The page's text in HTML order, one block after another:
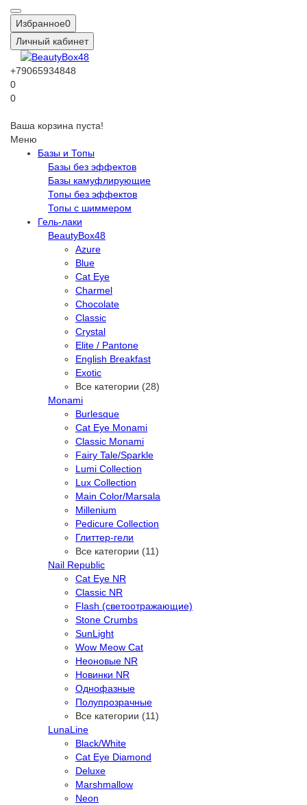
Избранное0
Личный кабинет
+79065934848
0
0
Ваша корзина пуста!
Меню
Базы и Топы
Базы без эффектов
Базы камуфлирующие
Топы без эффектов
Топы с шиммером
Гель-лаки
BeautyBox48
Azure
Blue
Cat Eye
Charmel
Chocolate
Classic
Crystal
Elite / Pantone
English Breakfast
Exotic
Все категории (28)
Monami
Burlesque
Cat Eye Monami
Classic Monami
Fairy Tale/Sparkle
Lumi Collection
Lux Collection
Main Color/Marsala
Millenium
Pedicure Collection
Глиттер-гели
Все категории (11)
Nail Republic
Cat Eye NR
Classic NR
Flash (светоотражающие)
Stone Crumbs
SunLight
Wow Meow Cat
Неоновые NR
Новинки NR
Однофазные
Полупрозрачные
Все категории (11)
LunaLine
Black/White
Cat Eye Diamond
Deluxe
Marshmallow
Neon